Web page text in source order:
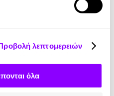
λεπτομερειών
όλα